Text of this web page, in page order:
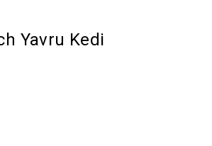
Yavru Kedi